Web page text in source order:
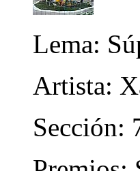
Lema:
Artista:
Sección: